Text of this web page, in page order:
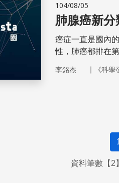
104/08/05
肺腺癌新
癌症一直是國內
性，肺癌都排在
李銘杰 ｜ 《科
資料筆數【2